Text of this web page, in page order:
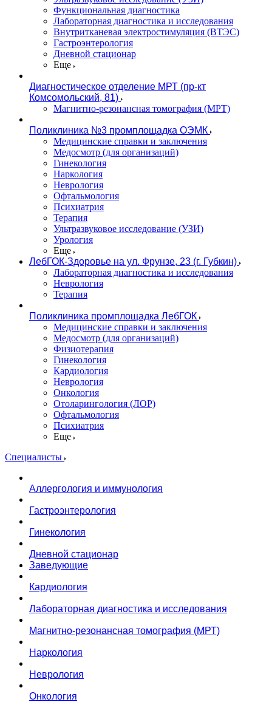
Функциональная диагностика
Лабораторная диагностика и исследования
Внутритканевая электростимуляция (ВТЭС)
Гастроэнтерология
Дневной стационар
Еще
Диагностическое отделение МРТ (пр-кт
Комсомольский, 81)
Магнитно-резонансная томография (МРТ)
Поликлиника №3 промплощадка ОЭМК
Медицинские справки и заключения
Медосмотр (для организаций)
Гинекология
Наркология
Неврология
Офтальмология
Психиатрия
Терапия
Ультразвуковое исследование (УЗИ)
Урология
Еще
ЛебГОК-Здоровье на ул. Фрунзе, 23 (г. Губкин)
Лабораторная диагностика и исследования
Неврология
Терапия
Поликлиника промплощадка ЛебГОК
Медицинские справки и заключения
Медосмотр (для организаций)
Физиотерапия
Гинекология
Кардиология
Неврология
Онкология
Отоларингология (ЛОР)
Офтальмология
Психиатрия
Еще
Специалисты
Аллергология и иммунология
Гастроэнтерология
Гинекология
Дневной стационар
Заведующие
Кардиология
Лабораторная диагностика и исследования
Магнитно-резонансная томография (МРТ)
Наркология
Неврология
Онкология